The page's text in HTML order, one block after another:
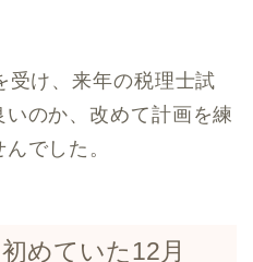
受け、来年の税理士試
のか、改めて計画を練
でした。
めていた12月